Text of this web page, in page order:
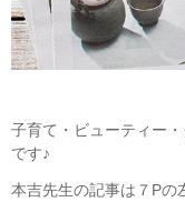
子育て・ビューティー
です♪
本吉先生の記事は７Pの